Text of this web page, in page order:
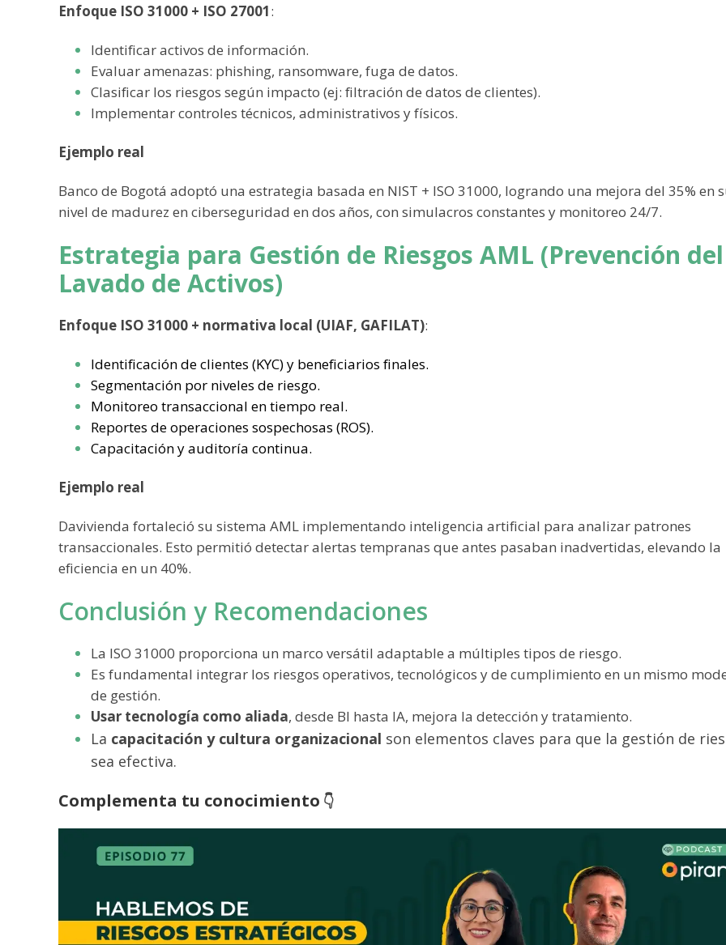
Enfoque ISO 31000 + ISO 27001:
Identificar activos de información.
Evaluar amenazas: phishing, ransomware, fuga de datos.
Clasificar los riesgos según impacto (ej: filtración de datos de clientes).
Implementar controles técnicos, administrativos y físicos.
Ejemplo real
Banco de Bogotá adoptó una estrategia basada en NIST + ISO 31000, logrando una mejora del 35% en
nivel de madurez en ciberseguridad en dos años, con simulacros constantes y monitoreo 24/7.
Estrategia para Gestión de Riesgos AML (Prevención del
Lavado de Activos)
Enfoque ISO 31000 + normativa local (UIAF, GAFILAT):
Identificación de clientes (KYC) y beneficiarios finales.
Segmentación por niveles de riesgo.
Monitoreo transaccional en tiempo real.
Reportes de operaciones sospechosas (ROS).
Capacitación y auditoría continua.
Ejemplo real
Davivienda fortaleció su sistema AML implementando inteligencia artificial para analizar patrones
transaccionales. Esto permitió detectar alertas tempranas que antes pasaban inadvertidas, elevando la
eficiencia en un 40%.
Conclusión y Recomendaciones
La ISO 31000 proporciona un marco versátil adaptable a múltiples tipos de riesgo.
Es fundamental integrar los riesgos operativos, tecnológicos y de cumplimiento en un mismo
de gestión.
Usar tecnología como aliada, desde BI hasta IA, mejora la detección y tratamiento.
La capacitación y cultura organizacional son elementos claves para que la gestión de
sea efectiva.
Complementa tu conocimiento 👇